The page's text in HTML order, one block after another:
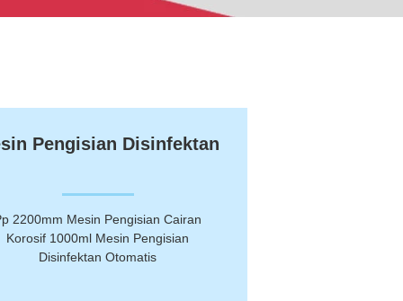
Pengisian Disinfektan
2200mm Mesin Pengisian Cairan
Korosif 1000ml Mesin Pengisian
Disinfektan Otomatis